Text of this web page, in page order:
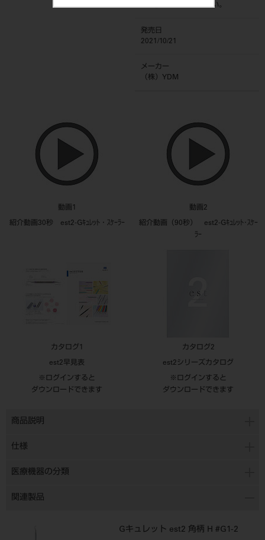
ちら』より登録ください。
発売日
2021/10/21
メーカー
（株）YDM
動画1
紹介動画30秒 est2-Gｷｭﾚｯﾄ・ｽｹｰﾗｰ
動画2
紹介動画（90秒） est2-Gｷｭﾚｯﾄ･ｽｹｰ
ﾗｰ
カタログ1
est2早見表
※ログインすると
ダウンロードできます
カタログ2
est2シリーズカタログ
※ログインすると
ダウンロードできます
商品説明
仕様
医療機器の分類
関連製品
Gキュレット est2 角柄 H #G1-2